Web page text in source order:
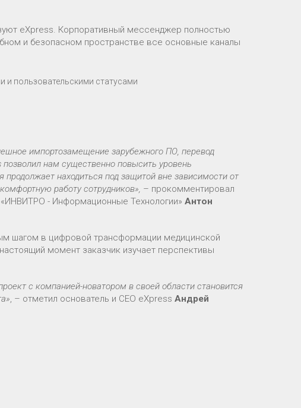
eXpress. Корпоративный мессенджер полностью
и безопасном пространстве все основные каналы
и пользовательскими статусами
импортозамещение зарубежного ПО, перевод
нам существенно повысить уровень
находиться под защитой вне зависимости от
работу сотрудников», – прокомментировал
- Информационные Технологии» Антон
шагом в цифровой трансформации медицинской
момент заказчик изучает перспективы
с компанией-новатором в своей области становится
, – отметил основатель и CEO eXpress Андрей